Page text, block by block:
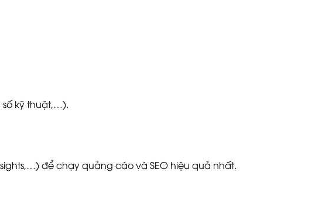
số kỹ thuật,…).
để chạy quảng cáo và SEO hiệu quả nhất.